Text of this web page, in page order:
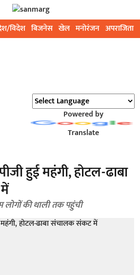
विदेश बिजनेस खेल मनोरंजन अपराजिता
Powered by
Translate
हुई महंगी, होटल-ढाबा
की थाली तक पहुंची